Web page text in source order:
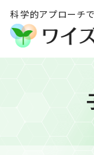
科学的アプローチ
ワイズ
品開発
品表示